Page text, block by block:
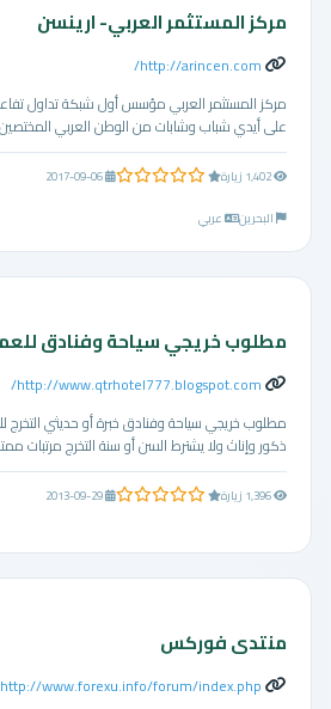
مركز المستثمر العربي- ارينسن
http://arincen.com/
مركز المستثمر العربي مؤسس أول شبكة تداول
على أيدي شباب وشابات من الوطن العربي المختصين
0.0 من 5 نجوم
2017-09-06
البحرين
عربي
مطلوب خريجي سياحة وفنادق
http://www.qtrhotel777.blogspot.com/
مطلوب خريجي سياحة وفنادق خبرة أو حديثي التخرج
ذكور وإناث ولا يشترط السن أو سنة التخرج مرتبات
0.0 من 5 نجوم 2013-09-29
منتدى فوركس
http://www.forexu.info/forum/index.php